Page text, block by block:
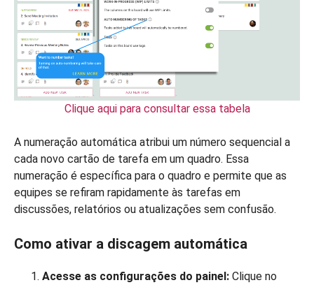
Clique aqui para consultar essa tabela
A numeração automática atribui um número sequencial a
cada novo cartão de tarefa em um quadro. Essa
numeração é específica para o quadro e permite que as
equipes se refiram rapidamente às tarefas em
discussões, relatórios ou atualizações sem confusão.
Como ativar a discagem automática
Acesse as configurações do painel: Clique no